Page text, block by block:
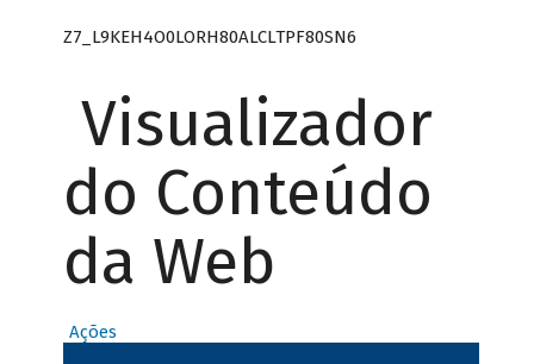
Z7_L9KEH4O0LORH80ALCLTPF80SN6
Visualizador
do Conteúdo
da Web
Ações